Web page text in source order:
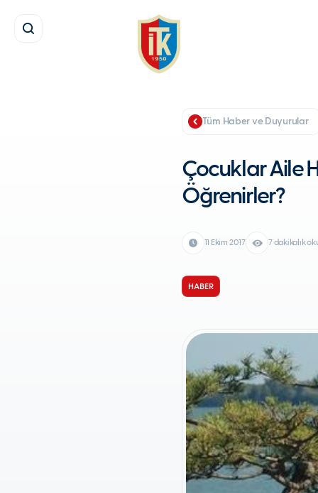
Tüm Haber ve Duyurular
Çocuklar Aile
Öğrenirler?
11 Ekim 2017 7 dakikalık
HABER